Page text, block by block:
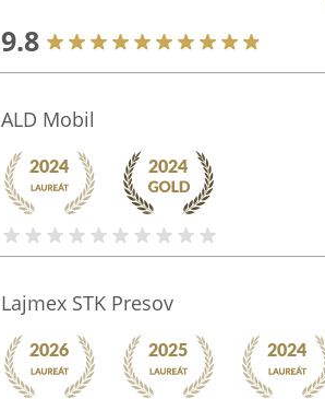
9.8
ALD Mobil
Lajmex STK Presov